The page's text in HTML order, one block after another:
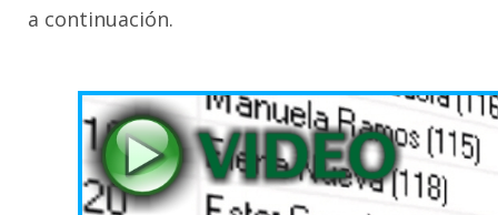
a continuación.